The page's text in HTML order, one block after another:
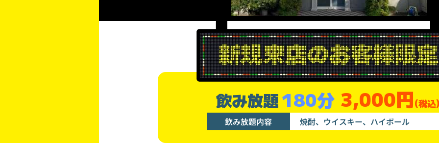
飲み放題180分 3,000円(税込
飲み放題内容 焼酎、ウイスキー、ハイボール